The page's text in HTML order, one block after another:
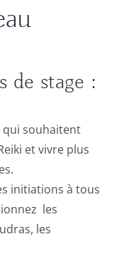
de stage :
qui souhaitent
et vivre plus
initiations à tous
les
les